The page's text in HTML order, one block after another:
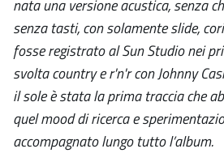
nata una versione acustica, senza
senza tasti, con solamente slide,
fosse registrato al Sun Studio nei
svolta country e r'n'r con Johnny
il sole è stata la prima traccia che
quel mood di ricerca e
accompagnato lungo tutto l’album.